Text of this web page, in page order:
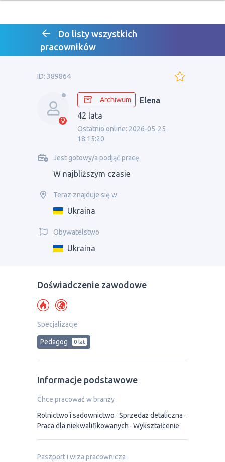
Do listy wszystkich
pracowników
ID: 389864
Archiwum
Elena
42 lata
Ostatnio online: 2026-05-25
18:15:20
Jest gotowy/a podjąć pracę
W najbliższym czasie
Teraz znajduje się w
Ukraina
Obywatelstwo
Ukraina
Doświadczenie zawodowe
Specjalizacje
Pedagog 0 lat
Informacje podstawowe
Chce pracować w branży
Rolnictwo i sadownictwo
Sprzedaż detaliczna
Praca dla niekwalifikowanych
Wykształcenie
Paszport i wiza pracownicza